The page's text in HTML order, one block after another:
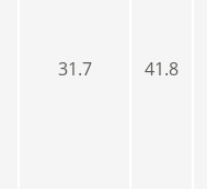
31.7 41.8